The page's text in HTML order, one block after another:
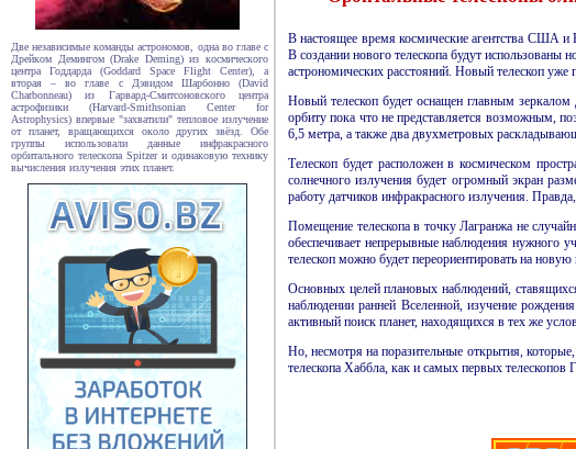
Две независимые команды астрономов, одна во главе с
Дрейком Демингом (Drake Deming) из космического
центра Годдарда (Goddard Space Flight Center), а
вторая – во главе с Дэвидом Шарбонно (David
Charbonneau) из Гарвард-Смитсоновского центра
астрофизики (Harvard-Smithsonian Center for
Astrophysics) впервые "захватили" тепловое излучение
от планет, вращающихся около других звёзд. Обе
группы использовали данные инфракрасного
орбитального телескопа Spitzer и одинаковую технику
вычисления излучения этих планет.
В настоящее время космические агентства США и
В создании нового телескопа будут
астрономических расстояний. Новый телескоп уже
Новый телескоп будет оснащен главным
орбиту пока что не представляется возможным,
6,5 метра, а также два двухметровых
Телескоп будет расположен в космическом
солнечного излучения будет огромный экран
работу датчиков инфракрасного излучения.
Помещение телескопа в точку Лагранжа не
обеспечивает непрерывные наблюдения нужного
телескоп можно будет переориентировать на новую
Основных целей плановых наблюдений,
наблюдении ранней Вселенной, изучение
активный поиск планет, находящихся в тех же
Но, несмотря на поразительные открытия,
телескопа Хаббла, как и самых первых телескопов